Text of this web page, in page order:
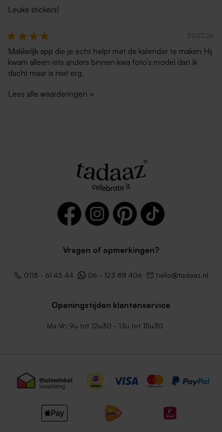
Leuke stickers!
31.07.26
Makkelijk app die je echt helpt met de kalender te maken Hij
kwam alleen iets anders binnen kwa foto’s model dan ik
dacht maar is niet erg.
Lees alle waarderingen >
Vragen of opmerkingen?
0115 - 61 45 44 06 - 123 88 406 hello@tadaaz.nl
Openingstijden klantenservice
Ma-Vr: 9u tot 12u30 - 13u tot 15u30